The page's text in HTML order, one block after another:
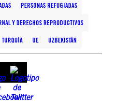
PERSONAS REFUGIADAS
Y DERECHOS REPRODUCTIVOS
TURQUÍA UE UZBEKISTÁN